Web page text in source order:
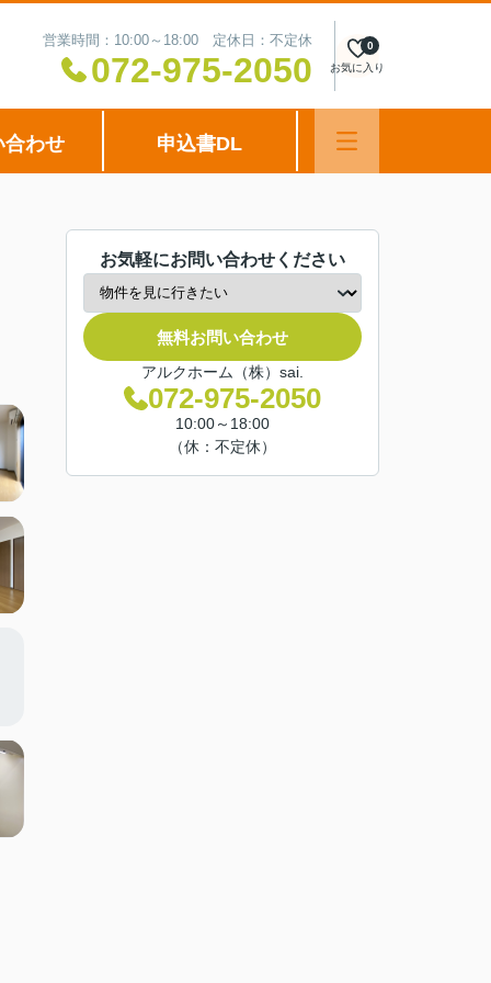
営業時間：10:00～18:00 定休日：不定休
072-975-2050 お気に入り
0
合わせ 申込書DL
お気軽にお問い合わせください
無料お問い合わせ
アルクホーム（株）sai.
072-975-2050
10:00～18:00
（休：不定休）